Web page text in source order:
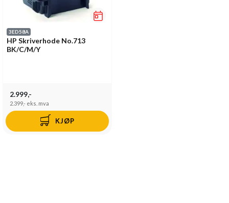
3ED58A
HP Skriverhode No.713
BK/C/M/Y
2.999,-
2.399,- eks. mva
KJØP